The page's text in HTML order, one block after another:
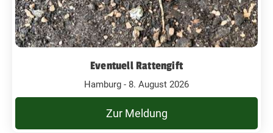
Eventuell Rattengift
Hamburg - 8. August 2026
Zur Meldung